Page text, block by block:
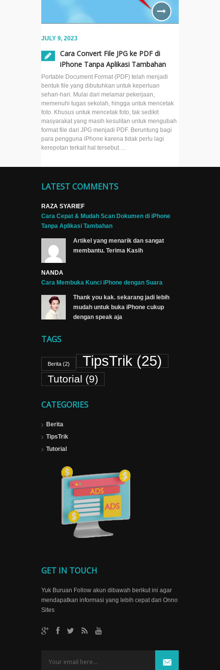
JULY 9, 2023
Cara Convert File JPG ke PDF di
iPhone Tanpa Aplikasi Tambahan
Portable Document Format (PDF) telah menjadi
bentuk file yang dibutuhkan untuk keperluan
sehari-hari. Mulai dari melamar pekerjaan,
memenuhi tugas sekolah, hingga untuk mencetak
foto. Khusus untuk mencetak foto, tak sedikit
masyarakat yang masih kesulitan untuk mengubah
format file dari JPG menjadi PDF. Beruntung bagi
para pengguna iPhone karena tidak perlu lagi
kerepotan terkait hal tersebut….
LATEST COMMENTS
RAZA SYARIEF
Cara Cepat & Mudah Scan Dokumen di iPhone
Tanpa Aplikasi Tambahan
Artikel yang menarik dan sangat
membantu. Terima Kasih
NANDA
Cara Membuka Kunci iPhone dengan Suara
Thank you kak. sekarang jadi lebih
mudah untuk buka iPhone cukup
dengan speak aja
TAGS
Berita (2) TipsTrik (25)
Tutorial (9)
CATEGORIES
Berita
TipsTrik
Tutorial
GET IN TOUCH
Yuk Buruan Follow akun dibawah berikut ini agar
mendapatkan informasi yang lebih cepat dari Onno
Sites